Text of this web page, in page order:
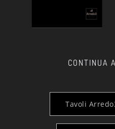
CONTINUA
Tavoli